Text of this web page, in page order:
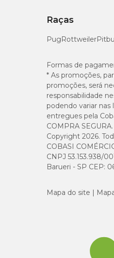
Raças
PugRottweiler
Formas de
* As promoções,
promoções, será
responsabilidade
podendo variar nas
entregues pela
COMPRA
Copyright 2026.
COBASI
CNPJ 53.153.938/
Barueri - SP CEP:
Mapa do site